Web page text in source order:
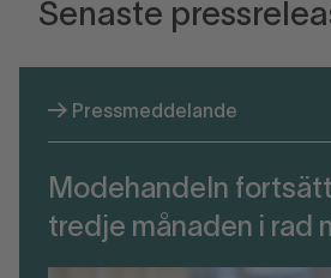
Senaste
Pressmeddelande
Modehandeln
tredje månaden i rad